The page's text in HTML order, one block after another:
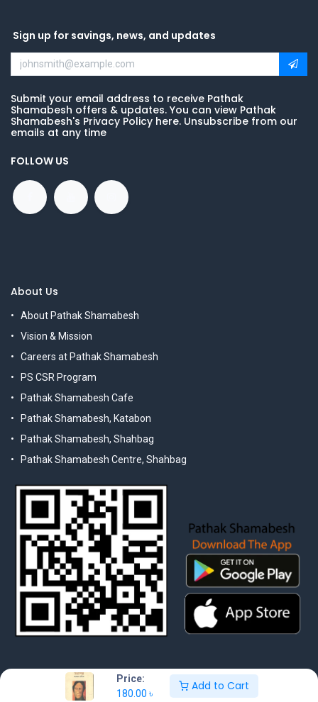
Price:
180.00 ৳
Add to Cart
Sign up for savings, news, and updates
Submit your email address to receive Pathak
Shamabesh offers & updates. You can view Pathak
Shamabesh's Privacy Policy here. Unsubscribe from our
emails at any time
FOLLOW US
About Us
About Pathak Shamabesh
Vision & Mission
Careers at Pathak Shamabesh
PS CSR Program
Pathak Shamabesh Cafe
Pathak Shamabesh, Katabon
Pathak Shamabesh, Shahbag
Pathak Shamabesh Centre, Shahbag
© 2025 Pathak Shamabesh. Developed by Metamorphosis Ltd. |